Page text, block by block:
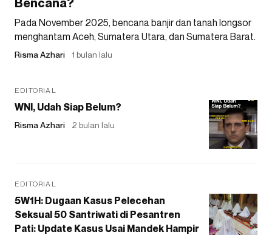
Bencana?
Pada November 2025, bencana banjir dan tanah longsor
menghantam Aceh, Sumatera Utara, dan Sumatera Barat.
Risma Azhari 1 bulan lalu
EDITORIAL
WNI, Udah Siap Belum?
Risma Azhari 2 bulan lalu
EDITORIAL
5W1H: Dugaan Kasus Pelecehan
Seksual 50 Santriwati di Pesantren
Pati: Update Kasus Usai Mandek Hampir